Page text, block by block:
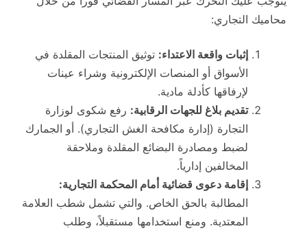
محاميك التجاري:
إثبات واقعة الاعتداء: توثيق المنتجات المقلدة في
الأسواق أو المنصات الإلكترونية وشراء عينات
لإرفاقها كأدلة مادية.
تقديم بلاغ للجهات الرقابية: رفع شكوى لوزارة
التجارة (إدارة مكافحة الغش التجاري). أو الجمارك
لضبط ومصادرة البضائع المقلدة وملاحقة
المخالفين إدارياً.
إقامة دعوى قضائية أمام المحكمة التجارية:
المطالبة بالحق الخاص. والتي تشمل شطب العلامة
المعتدية. ومنع استخدامها مستقبلاً، وطلب